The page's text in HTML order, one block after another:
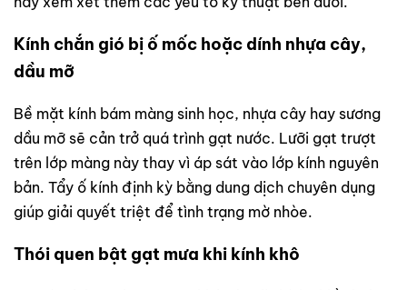
Kính chắn gió bị ố mốc hoặc dính nhựa cây,
dầu mỡ
Bề mặt kính bám màng sinh học, nhựa cây hay sương
dầu mỡ sẽ cản trở quá trình gạt nước. Lưỡi gạt trượt
trên lớp màng này thay vì áp sát vào lớp kính nguyên
bản. Tẩy ố kính định kỳ bằng dung dịch chuyên dụng
giúp giải quyết triệt để tình trạng mờ nhòe.
Thói quen bật gạt mưa khi kính khô